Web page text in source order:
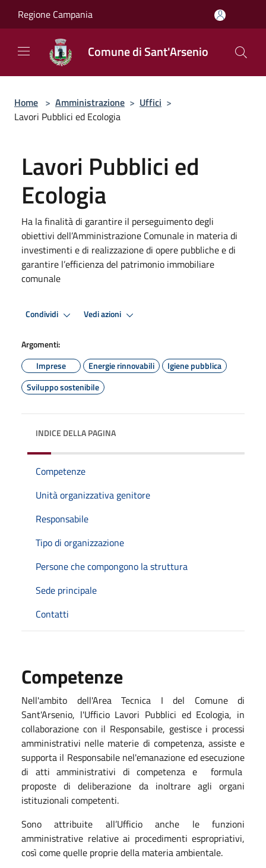
Regione Campania
Comune di Sant'Arsenio
Home > Amministrazione > Uffici >
Lavori Pubblici ed Ecologia
Lavori Pubblici ed
Ecologia
Ha la finalità di garantire il perseguimento degli
obiettivi dell’Amministrazione Comunale in materia di
investimenti e di realizzazione di opere pubbliche e di
garantire l’efficienza del patrimonio immobiliare
comunale
Condividi Vedi azioni
Argomenti:
Imprese
Energie rinnovabili
Igiene pubblica
Sviluppo sostenibile
INDICE DELLA PAGINA
Competenze
Unità organizzativa genitore
Responsabile
Tipo di organizzazione
Persone che compongono la struttura
Sede principale
Contatti
Competenze
Nell'ambito dell'Area Tecnica I del Comune di
Sant'Arsenio, l'Ufficio Lavori Pubblici ed Ecologia, in
collaborazione con il Responsabile, gestisce i processi
amministrativi nelle materie di competenza, assiste e
supporta il Responsabile nel'emanazione ed esecuzione
di atti amministrativi di competenza e formula
proposte di deliberazione da inoltrare agli organi
istituzionali competenti.
Sono attribuite all’Ufficio anche le funzioni
amministrative relative ai procedimenti espropriativi,
così come quelle proprie della materia ambientale.